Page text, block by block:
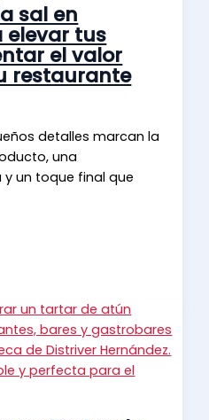
sal en
elevar tus
el valor
restaurante
detalles marcan la
una
un toque final que